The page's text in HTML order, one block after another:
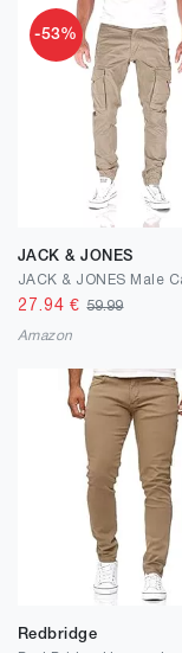
-53%
JACK & JONES
27.94 €59.99
Amazon
Redbridge